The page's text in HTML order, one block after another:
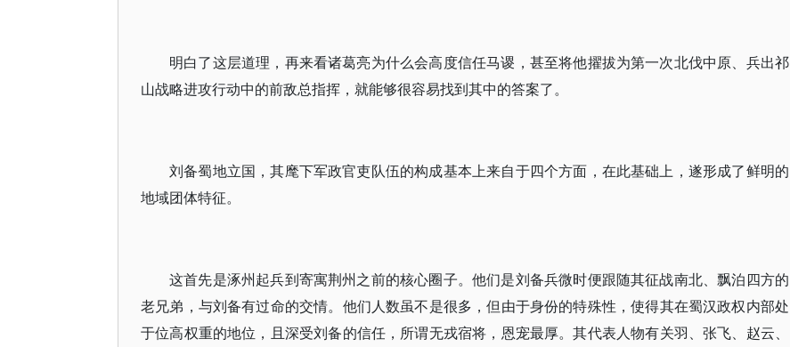
明白了这层道理，再来看诸葛亮为什么会高度信任马谡，甚至将他擢拔为第一次北伐中原、兵出祁
山战略进攻行动中的前敌总指挥，就能够很容易找到其中的答案了。
刘备蜀地立国，其麾下军政官吏队伍的构成基本上来自于四个方面，在此基础上，遂形成了鲜明的
地域团体特征。
这首先是涿州起兵到寄寓荆州之前的核心圈子。他们是刘备兵微时便跟随其征战南北、飘泊四方的
老兄弟，与刘备有过命的交情。他们人数虽不是很多，但由于身份的特殊性，使得其在蜀汉政权内部处
于位高权重的地位，且深受刘备的信任，所谓无戎宿将，恩宠最厚。其代表人物有关羽、张飞、赵云、